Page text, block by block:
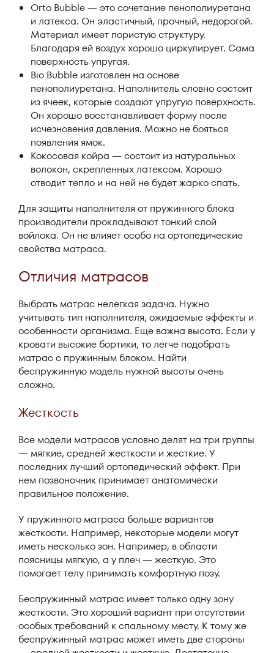
Orto Bubble — это сочетание пенополиуретана
и латекса. Он эластичный, прочный, недорогой.
Материал имеет пористую структуру.
Благодаря ей воздух хорошо циркулирует. Сама
поверхность упругая.
Bio Bubble изготовлен на основе
пенополиуретана. Наполнитель словно состоит
из ячеек, которые создают упругую поверхность.
Он хорошо восстанавливает форму после
исчезновения давления. Можно не бояться
появления ямок.
Кокосовая койра — состоит из натуральных
волокон, скрепленных латексом. Хорошо
отводит тепло и на ней не будет жарко спать.
Для защиты наполнителя от пружинного блока
производители прокладывают тонкий слой
войлока. Он не влияет особо на ортопедические
свойства матраса.
Отличия матрасов
Выбрать матрас нелегкая задача. Нужно
учитывать тип наполнителя, ожидаемые эффекты и
особенности организма. Еще важна высота. Если у
кровати высокие бортики, то легче подобрать
матрас с пружинным блоком. Найти
беспружинную модель нужной высоты очень
сложно.
Жесткость
Все модели матрасов условно делят на три группы
— мягкие, средней жесткости и жесткие. У
последних лучший ортопедический эффект. При
нем позвоночник принимает анатомически
правильное положение.
У пружинного матраса больше вариантов
жесткости. Например, некоторые модели могут
иметь несколько зон. Например, в области
поясницы мягкую, а у плеч — жесткую. Это
помогает телу принимать комфортную позу.
Беспружинный матрас имеет только одну зону
жесткости. Это хороший вариант при отсутствии
особых требований к спальному месту. К тому же
беспружинный матрас может иметь две стороны